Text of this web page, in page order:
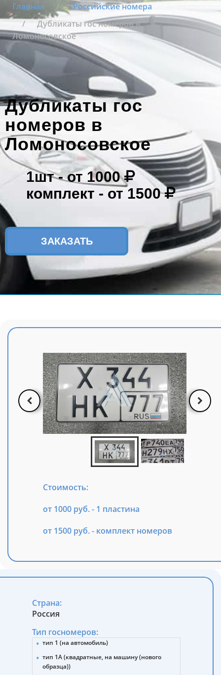
Главная
Российские номера
Дубликаты гос номеров в
Ломоносовское
Дубликаты гос
номеров в
Ломоносовское
1шт -от 1000
комплект - от 1500
ЗАКАЗАТЬ
Стоимость:
от 1000 руб. - 1 пластина
от 1500 руб. - комплект номеров
Страна:
Россия
Тип госномеров:
тип 1 (на автомобиль)
тип 1А (квадратные, на машину (нового
образца))